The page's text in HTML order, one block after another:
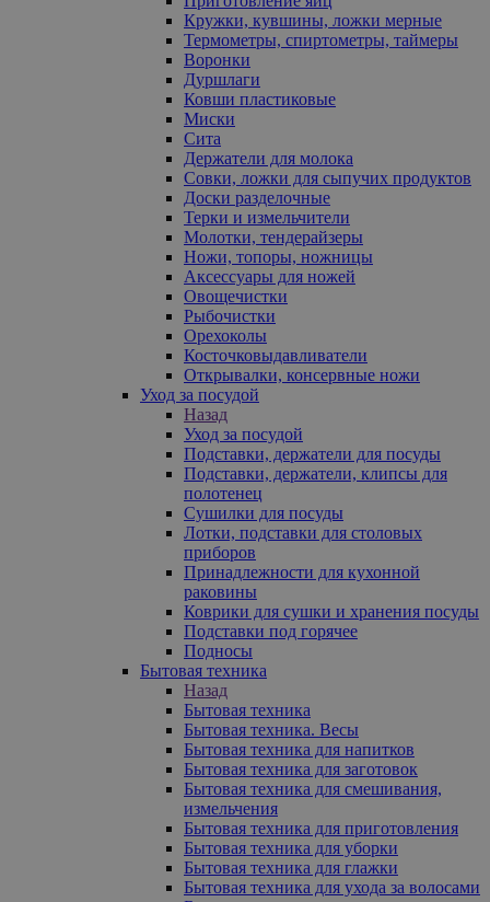
Кружки, кувшины, ложки мерные
Термометры, спиртометры, таймеры
Воронки
Дуршлаги
Ковши пластиковые
Миски
Сита
Держатели для молока
Совки, ложки для сыпучих продуктов
Доски разделочные
Терки и измельчители
Молотки, тендерайзеры
Ножи, топоры, ножницы
Аксессуары для ножей
Овощечистки
Рыбочистки
Орехоколы
Косточковыдавливатели
Открывалки, консервные ножи
Уход за посудой
Назад
Уход за посудой
Подставки, держатели для посуды
Подставки, держатели, клипсы для
полотенец
Сушилки для посуды
Лотки, подставки для столовых
приборов
Принадлежности для кухонной
раковины
Коврики для сушки и хранения посуды
Подставки под горячее
Подносы
Бытовая техника
Назад
Бытовая техника
Бытовая техника. Весы
Бытовая техника для напитков
Бытовая техника для заготовок
Бытовая техника для смешивания,
измельчения
Бытовая техника для приготовления
Бытовая техника для уборки
Бытовая техника для глажки
Бытовая техника для ухода за волосами